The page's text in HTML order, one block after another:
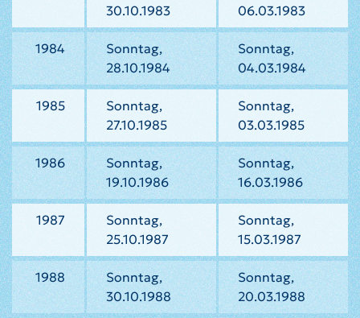
30.10.1983
06.03.1983
1984
Sonntag,
28.10.1984
Sonntag,
04.03.1984
1985
Sonntag,
27.10.1985
Sonntag,
03.03.1985
1986
Sonntag,
19.10.1986
Sonntag,
16.03.1986
1987
Sonntag,
25.10.1987
Sonntag,
15.03.1987
1988
Sonntag,
30.10.1988
Sonntag,
20.03.1988